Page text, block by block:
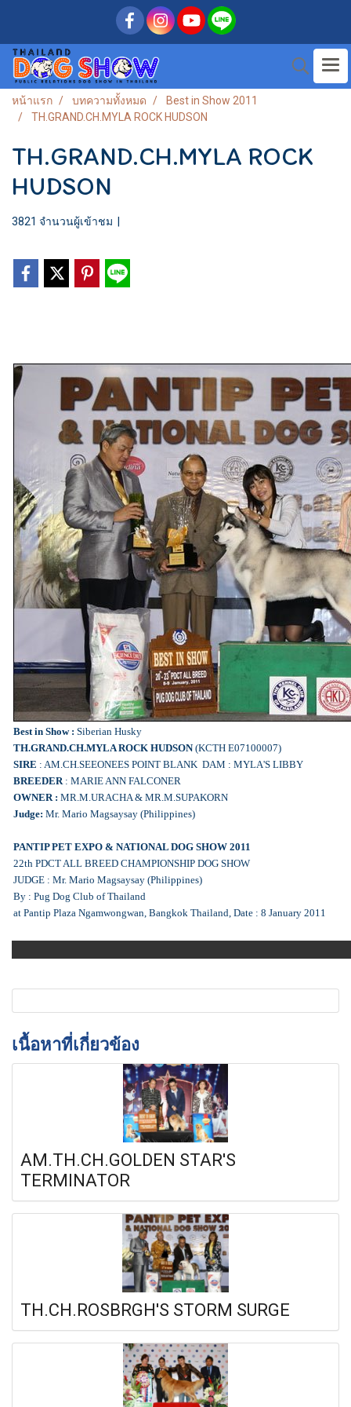
หน้าแรก บทความทั้งหมด
Best in Show 2011
TH.GRAND.CH.MYLA ROCK HUDSON
TH.GRAND.CH.MYLA ROCK
HUDSON
3821 จำนวนผู้เข้าชม
Best in Show : Siberian Husky
TH.GRAND.CH.MYLA ROCK HUDSON(KCTH E07100007)
SIRE : AM.CH.SEEONEES POINT BLANK DAM : MYLA'S LIBBY
BREEDER : MARIE ANN FALCONER
OWNER : MR.M.URACHA & MR.M.SUPAKORN
Judge: Mr. Mario Magsaysay (Philippines)
PANTIP PET EXPO & NATIONAL DOG SHOW 2011
22th PDCT ALL BREED CHAMPIONSHIP DOG SHOW
JUDGE : Mr. Mario Magsaysay (Philippines)
By : Pug Dog Club of Thailand
at Pantip Plaza Ngamwongwan, Bangkok Thailand, Date : 8 January 2011
เนื้อหาที่เกี่ยวข้อง
AM.TH.CH.GOLDEN STAR'S
TERMINATOR
TH.CH.ROSBRGH'S STORM SURGE